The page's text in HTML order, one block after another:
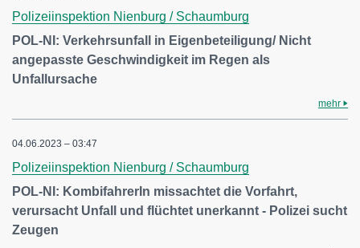
Polizeiinspektion Nienburg / Schaumburg
POL-NI: Verkehrsunfall in Eigenbeteiligung/ Nicht
angepasste Geschwindigkeit im Regen als
Unfallursache
mehr
04.06.2023 – 03:47
Polizeiinspektion Nienburg / Schaumburg
POL-NI: KombifahrerIn missachtet die Vorfahrt,
verursacht Unfall und flüchtet unerkannt - Polizei sucht
Zeugen